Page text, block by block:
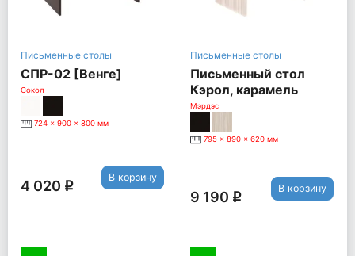
Письменные столы
СПР-02 [Венге]
Сокол
724 x 900 x 800 мм
4 020 q
В корзину
Письменные столы
Письменный стол
Кэрол, карамель
Мэрдэс
795 x 890 x 620 мм
9 190 q
В корзину